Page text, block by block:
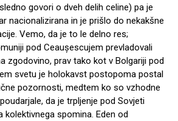
govori o dveh delih celine) pa je
nacionalizirana in je prišlo do nekakšne
Vemo, da je to le delno res;
pod Ceaușescujem prevladovali
zgodovino, prav tako kot v Bolgariji pod
svetu je holokavst postopoma postal
pozornosti, medtem ko so vzhodne
da je trpljenje pod Sovjeti
kolektivnega spomina. Eden od